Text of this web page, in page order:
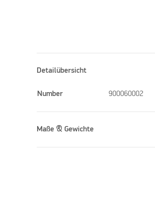
Detailübersicht
Number 900060002
Maße & Gewichte